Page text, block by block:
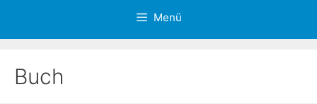
Menü
Buch